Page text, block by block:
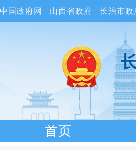
中国政府网 山西省政府 长治市政
首页